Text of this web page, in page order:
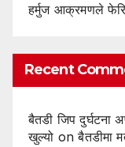
हर्मुज आक्रमणले फेरि
Recent
बैतडी जिप दुर्घटना
खुल्यो onबैतडीमा